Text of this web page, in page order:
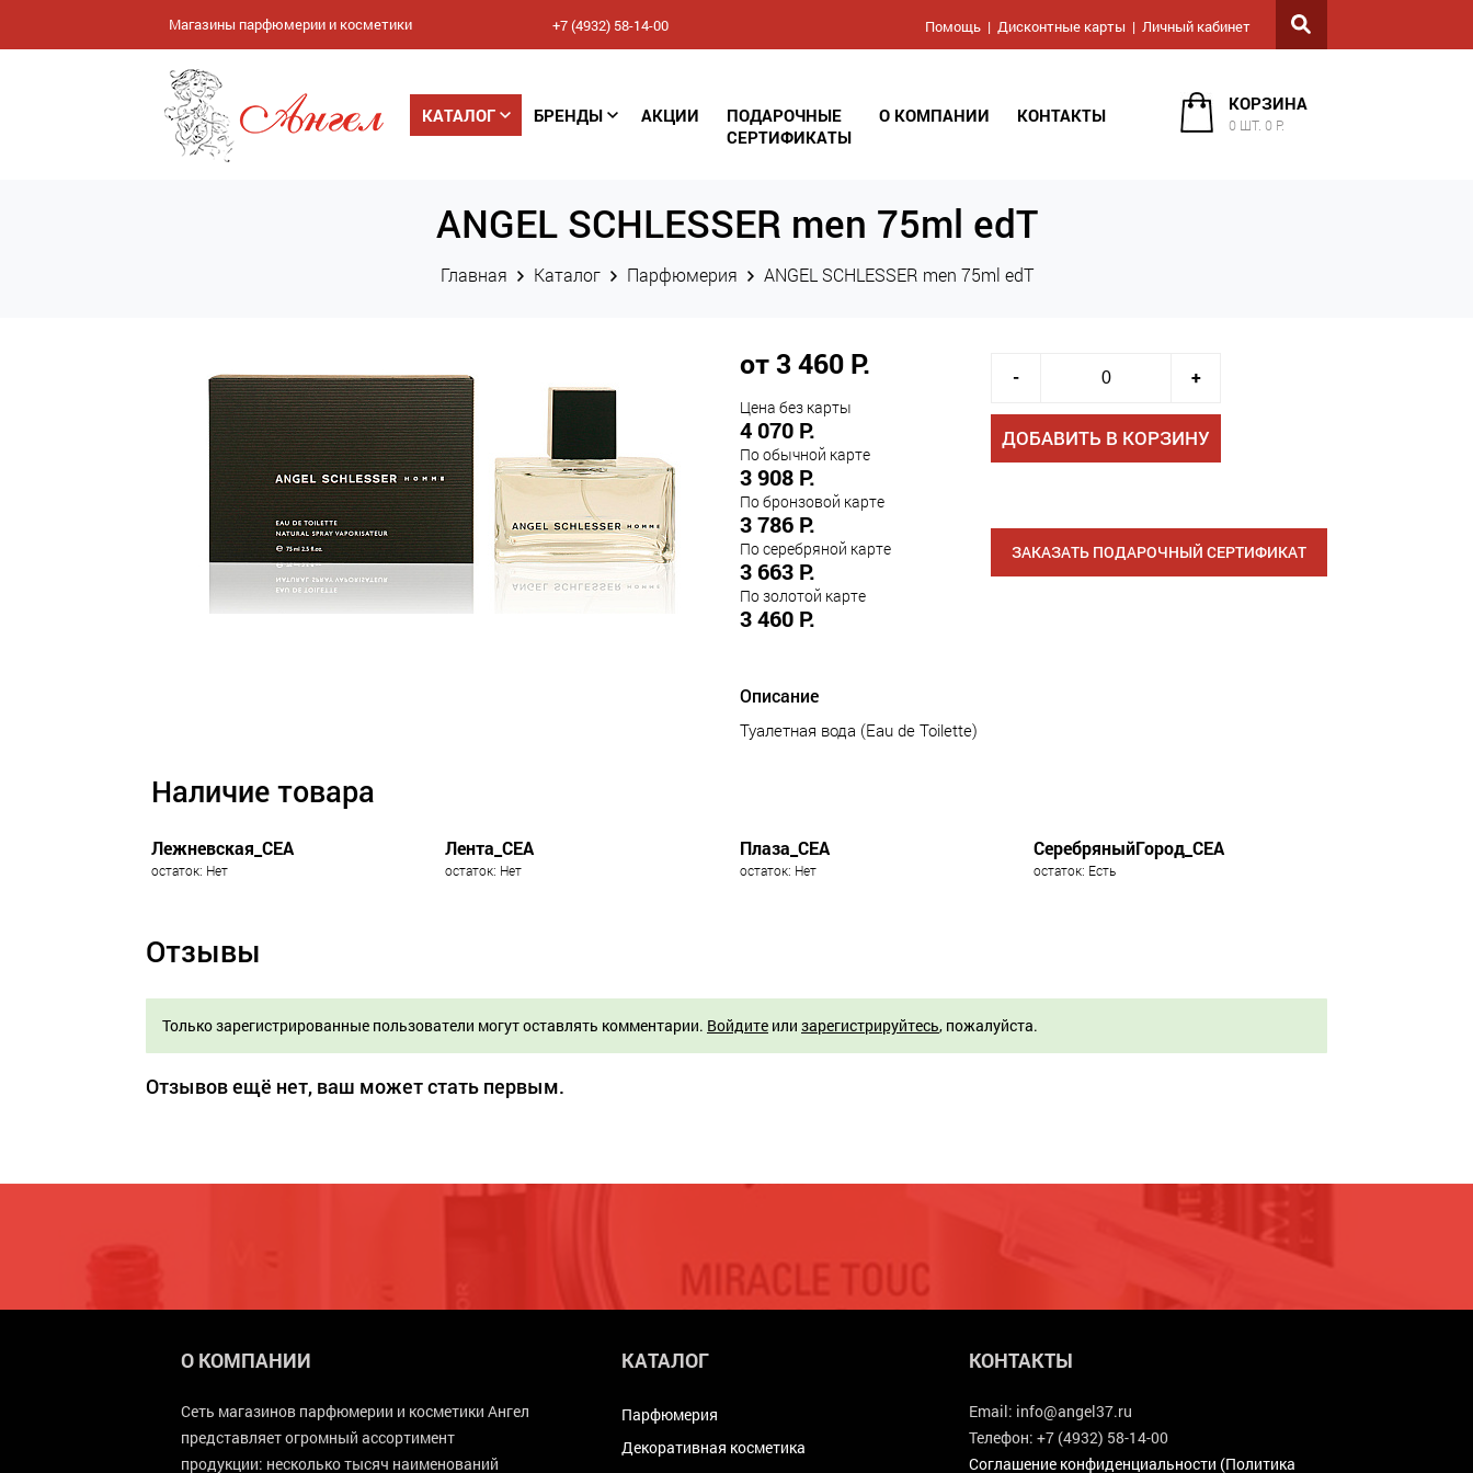
Магазины парфюмерии и косметики +7 (4932) 58-14-00
конфиденциальности
персональных данных)
Помощь Дисконтные карты Личный кабинет
КАТАЛОГ БРЕНДЫ АКЦИИ
ПОДАРОЧНЫЕ
СЕРТИФИКАТЫ
О КОМПАНИИ КОНТАКТЫ
КОРЗИНА
0 ШТ. 0 Р.
ANGEL SCHLESSER men 75ml edT
Главная Каталог Парфюмерия ANGEL SCHLESSER men 75ml edT
от 3 460 Р.
Цена без карты
4 070 Р.
По обычной карте
3 908 Р.
По бронзовой карте
3 786 Р.
По серебряной карте
3 663 Р.
По золотой карте
3 460 Р.
- +
ДОБАВИТЬ В КОРЗИНУ
ЗАКАЗАТЬ ПОДАРОЧНЫЙ СЕРТИФИКАТ
Описание
Туалетная вода (Eau de Toilette)
Наличие товара
Лежневская_СЕА
остаток: Нет
Лента_СЕА
остаток: Нет
Плаза_СЕА
остаток: Нет
СеребряныйГород_СЕА
остаток: Есть
Отзывы
Только зарегистрированные пользователи могут оставлять комментарии. Войдите или зарегистрируйтесь, пожалуйста.
Отзывов ещё нет, ваш может стать первым.
О КОМПАНИИ
Сеть магазинов парфюмерии и косметики Ангел
представляет огромный ассортимент
продукции: несколько тысяч наименований
КАТАЛОГ
Парфюмерия
Декоративная косметика
КОНТАКТЫ
Email: info@angel37.ru
Телефон: +7 (4932) 58-14-00
Соглашение конфиденциальности (Политика